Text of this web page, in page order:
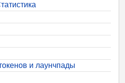
и лаунчпады